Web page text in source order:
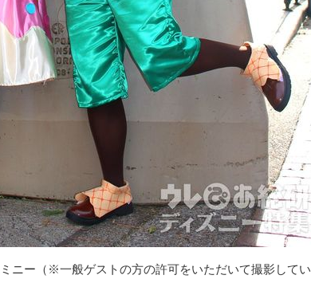
ミニー（※一般ゲストの方の許可をいただいて撮影してい